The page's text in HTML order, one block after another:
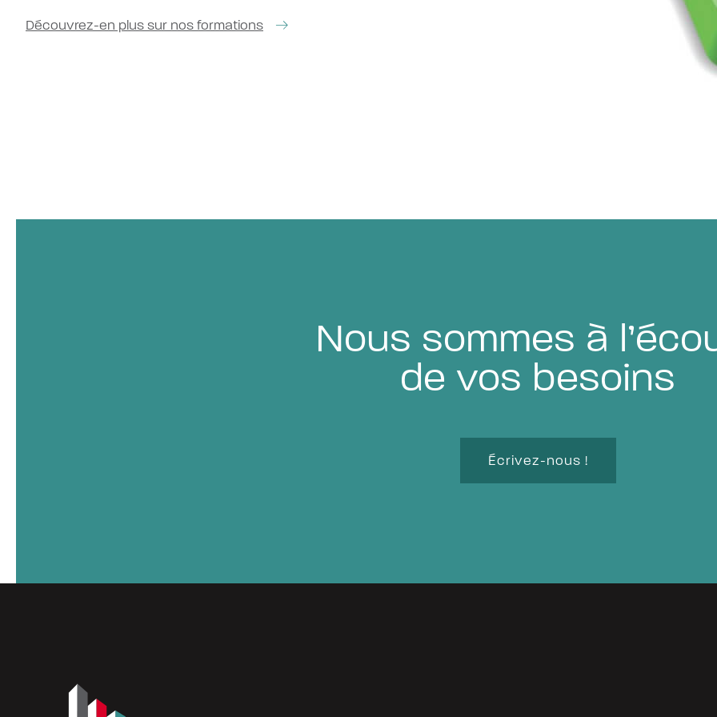
Découvrez-en plus sur nos formations
Nous sommes à
de vos besoins
Écrivez-nous !